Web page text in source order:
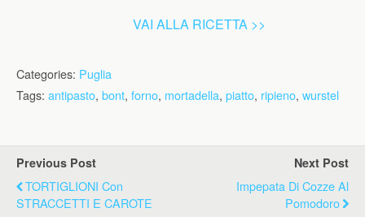
VAI ALLA RICETTA >>
Categories: Puglia
Tags: antipasto, bont, forno, mortadella, piatto, ripieno, wurstel
Previous Post
TORTIGLIONI Con
STRACCETTI E CAROTE
Next Post
Impepata Di Cozze Al
Pomodoro